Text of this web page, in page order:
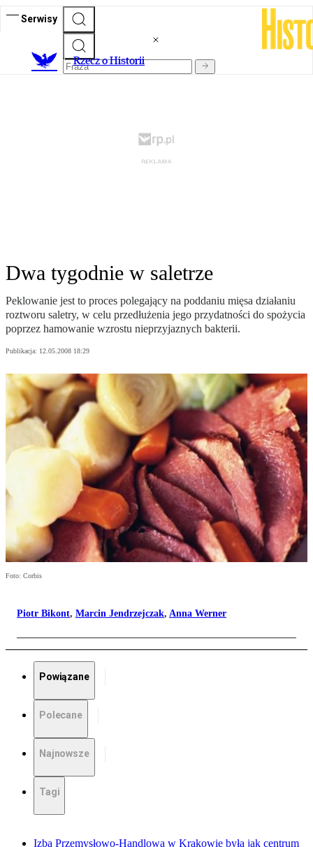
Serwisy
Rzecz o Historii
Dwa tygodnie w saletrze
Peklowanie jest to proces polegający na poddaniu mięsa działaniu
roztworu saletry, w celu przedłużenia jego przydatności do spożycia
poprzez hamowanie wzrostu nieprzyjaznych bakterii.
Publikacja: 12.05.2008 18:29
Foto: Corbis
Piotr Bikont, Marcin Jendrzejczak, Anna Werner
Powiązane
Polecane
Najnowsze
Tagi
Izba Przemysłowo-Handlowa w Krakowie była jak centrum